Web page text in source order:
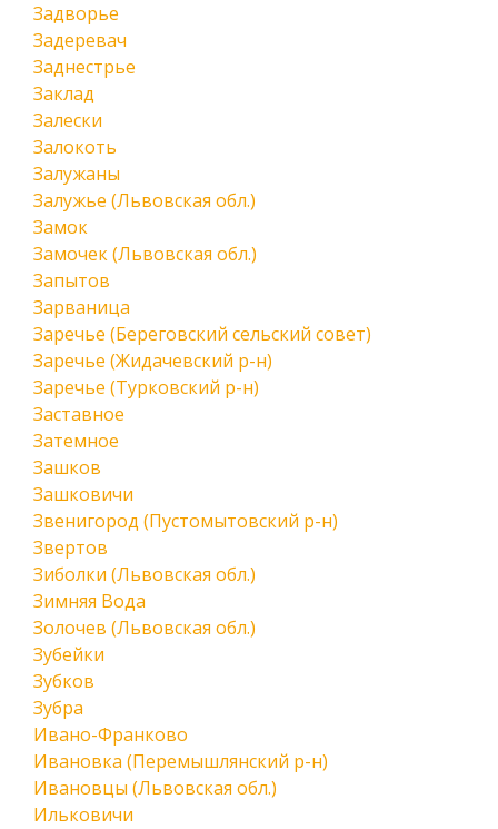
Задворье
Задеревач
Заднестрье
Заклад
Залески
Залокоть
Залужаны
Залужье (Львовская обл.)
Замок
Замочек (Львовская обл.)
Запытов
Зарваница
Заречье (Береговский сельский совет)
Заречье (Жидачевский р-н)
Заречье (Турковский р-н)
Заставное
Затемное
Зашков
Зашковичи
Звенигород (Пустомытовский р-н)
Звертов
Зиболки (Львовская обл.)
Зимняя Вода
Золочев (Львовская обл.)
Зубейки
Зубков
Зубра
Ивано-Франково
Ивановка (Перемышлянский р-н)
Ивановцы (Львовская обл.)
Ильковичи